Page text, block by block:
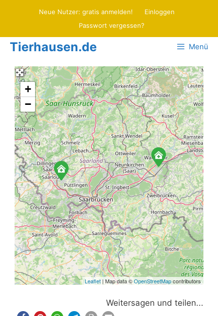
Neue Nutzer: gratis anmelden!
Einloggen
Passwort vergessen?
Tierhausen.de Menü
+
−
Leaflet | Map data ©OpenStreetMapcontributors
Weitersagen und teilen...